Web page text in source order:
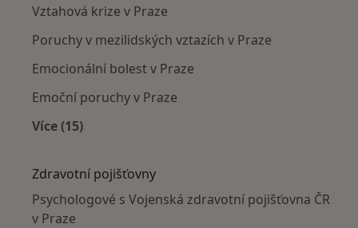
Vztahová krize v Praze
Poruchy v mezilidských vztazích v Praze
Emocionální bolest v Praze
Emoční poruchy v Praze
Více (15)
Zdravotní pojišťovny
Psychologové s Vojenská zdravotní pojišťovna ČR
v Praze